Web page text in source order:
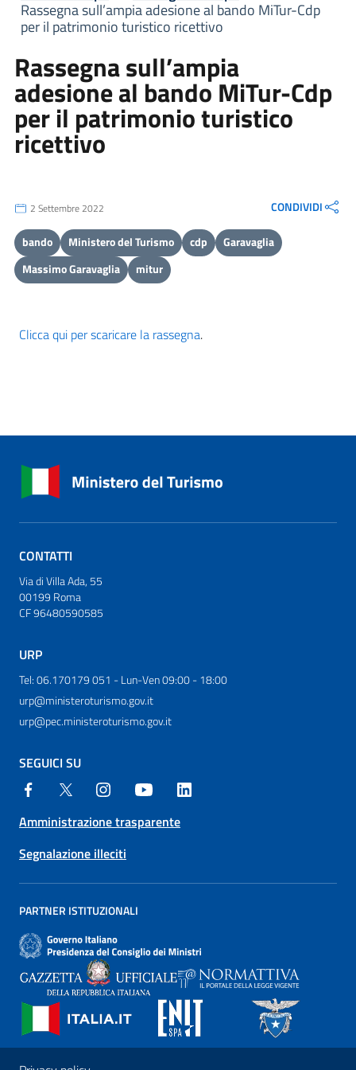
Rassegna sull’ampia adesione al bando MiTur-Cdp
per il patrimonio turistico ricettivo
Rassegna sull’ampia
adesione al bando MiTur-Cdp
per il patrimonio turistico
ricettivo
2 Settembre 2022 CONDIVIDI
bando Ministero del Turismo cdp
Garavaglia
Massimo Garavaglia
mitur
Clicca qui per scaricare la rassegna.
CONTATTI
Via di Villa Ada, 55
00199 Roma
CF 96480590585
URP
Tel: 06.170179 051 - Lun-Ven 09:00 - 18:00
urp@ministeroturismo.gov.it
urp@pec.ministeroturismo.gov.it
SEGUICI SU
Amministrazione trasparente
Segnalazione illeciti
PARTNER ISTITUZIONALI